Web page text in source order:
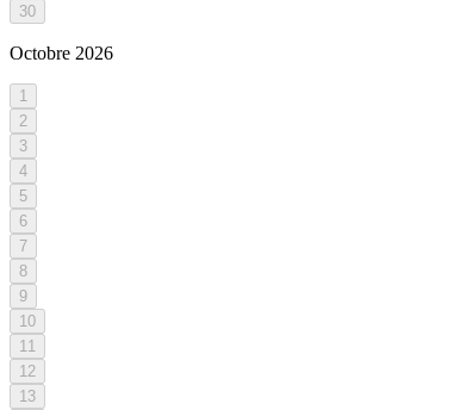
30
Octobre 2026
1
2
3
4
5
6
7
8
9
10
11
12
13